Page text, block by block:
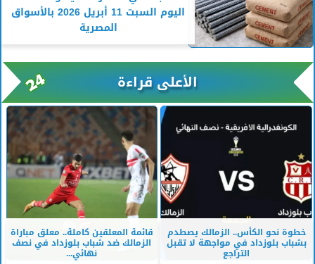
اليوم السبت 11 أبريل 2026 بالأسواق
المصرية
الأعلى قراءة
خطوة نحو الكأس.. الزمالك يصطدم
بشباب بلوزداد في مواجهة لا تقبل
التراجع
قائمة المعلقين كاملة.. معلق مباراة
الزمالك ضد شباب بلوزداد في نصف
نهائي...